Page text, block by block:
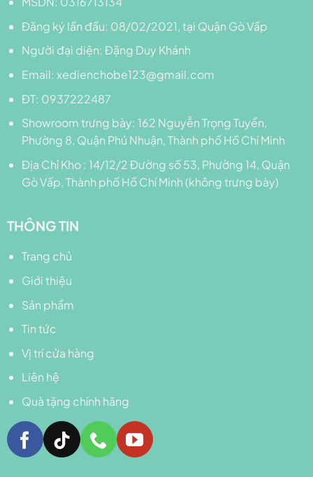
Đăng ký lần đầu: 08/02/2021, tại Quận Gò Vấp
Người đại diện: Đặng Duy Khánh
Email: xedienchobe123@gmail.com
ĐT: 0937222487
Showroom trưng bày: 162 Nguyễn Trọng Tuyển,
Phường 8, Quận Phú Nhuận, Thành phố Hồ Chí Minh
Địa Chỉ Kho : 14/12/2 Đường số 53, Phường 14, Quận
Gò Vấp, Thành phố Hồ Chí Minh (không trưng bày)
THÔNG TIN
Trang chủ
Giới thiệu
Sản phẩm
Tin tức
Vị trí cửa hàng
Liên hệ
Quà tặng chính hãng